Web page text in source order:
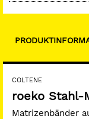
COLTENE
roeko Stahl-
Matrizenbänder